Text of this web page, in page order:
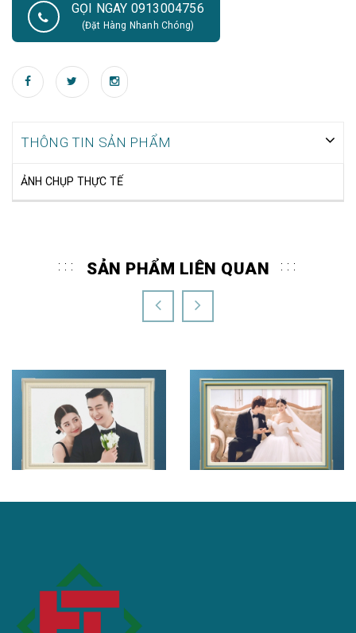
GỌI NGAY 0913004756
(Đặt Hàng Nhanh Chóng)
THÔNG TIN SẢN PHẨM
ẢNH CHỤP THỰC TẾ
SẢN PHẨM LIÊN QUAN
KHUNG KÈM ẢNH MICA
KHUNG KÈM ẢNH MICA